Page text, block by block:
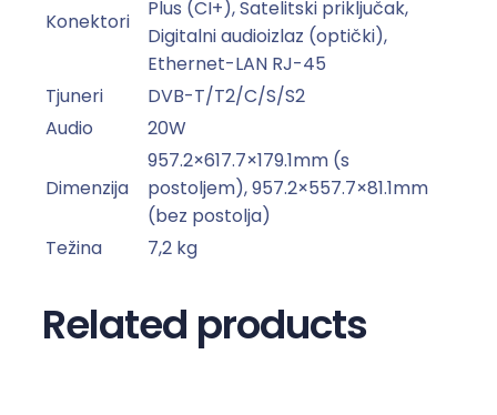
K
a
k
n
Konektori
Plus (CI+), Satelitski priključak,
Digitalni audioizlaz (optički),
Ethernet-LAN RJ-45
Tjuneri
DVB-T/T2/C/S/S2
Audio
20W
Dimenzija
957.2×617.7×179.1mm (s
postoljem), 957.2×557.7×81.1mm
(bez postolja)
Težina
7,2 kg
Related products